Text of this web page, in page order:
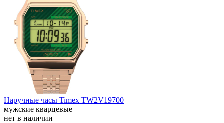
Наручные часы Timex TW2V19700
мужские кварцевые
нет в наличии